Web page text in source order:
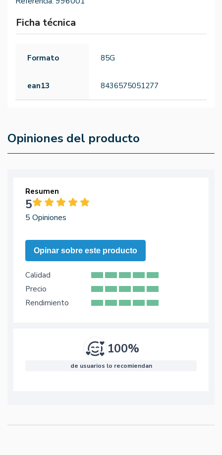
Ficha técnica
Formato 85G
ean13 8436575051277
Opiniones del producto
Resumen
5
5 Opiniones
Opinar sobre este producto
Calidad
Precio
Rendimiento
100%
de usuarios lo recomiendan